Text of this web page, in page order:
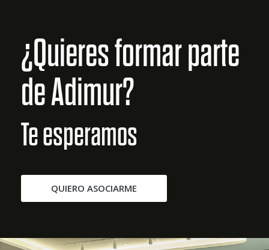
¿Quieres formar parte
de Adimur?
Te esperamos
QUIERO ASOCIARME